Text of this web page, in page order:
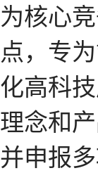
为核心
点，专
化高科
理念和
并申报